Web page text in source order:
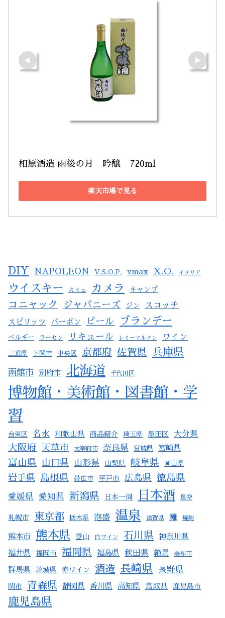
相原酒造 雨後の月　吟醸　720ml
楽天市場で見る
DIY NAPOLEON V.S.O.P. vmax X.O. イタリア
ウイスキー カミュ カメラ キャンプ
コニャック ジャパニーズ ジン スコッチ
スピリッツ バーボン ビール ブランデー
ベルギー ラーセン リキュール レミーマルタン ワイン
三重県 下関市 中央区 京都府 佐賀県 兵庫県
函館市 別府市 北海道 千代田区
博物館・美術館・図書館・学
習
台東区 名水 和歌山県 商品紹介 埼玉県 墨田区 大分県
大阪府 天草市 太宰府市 奈良県 宮城県 宮崎県
富山県 山口県 山形県 山梨県 岐阜県 岡山県
岩手県 島根県 帯広市 平戸市 広島県 徳島県
愛媛県 愛知県 新潟県 日本一周 日本酒 星空
札幌市 東京都 栃木県 泡盛 温泉 滋賀県 灘 焼酎
熊本市 熊本県 登山 白ワイン 石川県 神奈川県
福井県 福岡市 福岡県 福島県 秋田県 絶景 美祢市
群馬県 茨城県 赤ワイン 酒造 長崎県 長野県
関市 青森県 静岡県 香川県 高知県 鳥取県 鹿児島市
鹿児島県